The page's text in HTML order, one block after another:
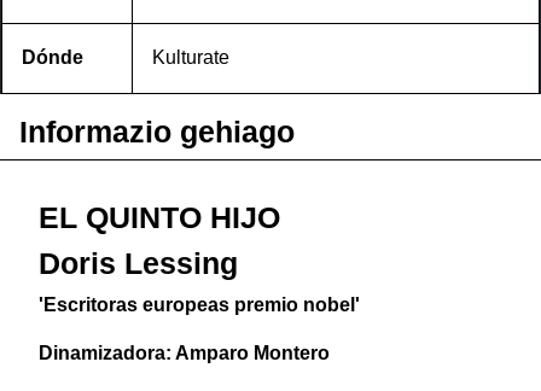
Dónde Kulturate
Informazio gehiago
EL QUINTO HIJO
Doris Lessing
'Escritoras europeas premio nobel'
Dinamizadora: Amparo Montero